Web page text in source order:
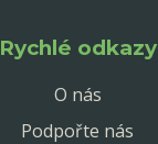
Rychlé odkazy
O nás
Podpořte nás